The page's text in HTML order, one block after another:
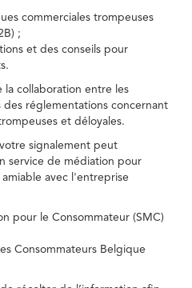
commerciales trompeuses
;
et des conseils pour
la collaboration entre les
des réglementations concernant
et déloyales.
signalement peut
service de médiation pour
avec l'entreprise
pour le Consommateur (SMC)
Consommateurs Belgique